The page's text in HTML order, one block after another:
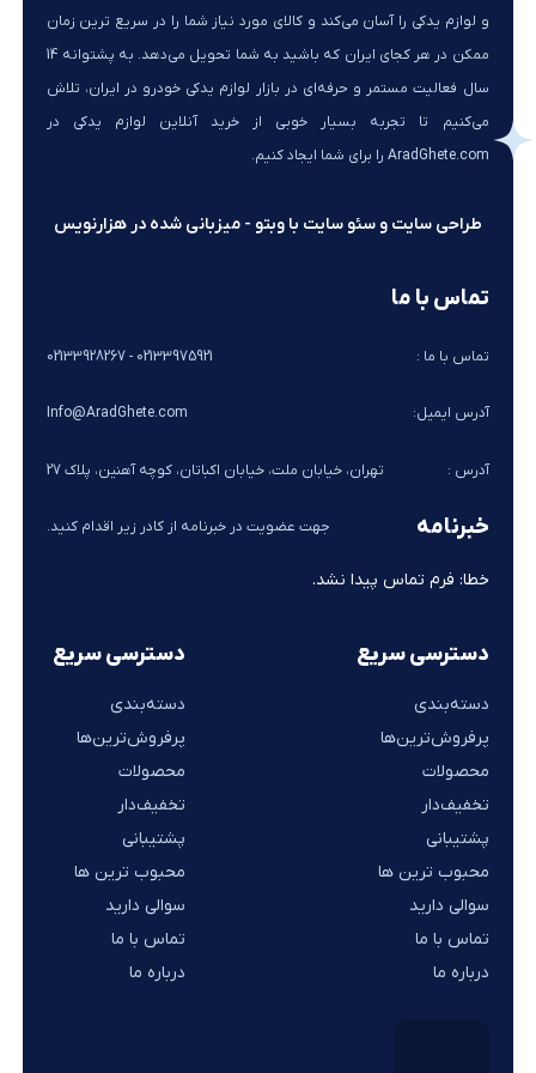
و لوازم یدکی را آسان می‌کند و کالای مورد نیاز شما را در سریع ترین زمان
ممکن در هر کجای ایران که باشید به شما تحویل می‌دهد. به پشتوانه 14
سال فعالیت مستمر و حرفه‌ای در بازار لوازم یدکی خودرو در ایران، تلاش
می‌کنیم تا تجربه بسیار خوبی از خرید آنلاین لوازم یدکی در
AradGhete.com را برای شما ایجاد کنیم.
دسترسی سریع
دسته‌بندی
پرفروش‌ترین‌ها
محصولات
تخفیف‌دار
پشتیبانی
محبوب ترین ها
سوالی دارید
تماس با ما
درباره ما
تماس با ما
تماس با ما : 02133975921 - 02133928267
آدرس ایمیل: Info@AradGhete.com
آدرس : تهران، خیابان ملت، خیابان اکباتان، کوچه آهنین، پلاک 27
خبرنامه جهت عضویت در خبرنامه از کادر زیر اقدام کنید.
خطا: فرم تماس پیدا نشد.
دسترسی سریع
دسته‌بندی
پرفروش‌ترین‌ها
محصولات
تخفیف‌دار
پشتیبانی
محبوب ترین ها
سوالی دارید
تماس با ما
درباره ما
طراحی سایت و سئو سایت با وبتو - میزبانی شده در هزارنویس